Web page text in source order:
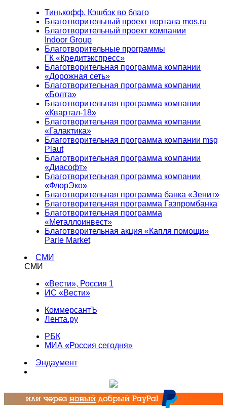
Тинькофф. Кэшбэк во благо
Благотворительный проект портала mos.ru
Благотворительный проект компании
Indoor Group
Благотворительные программы
ГК «Кредитэкспресс»
Благотворительная программа компании
«Дорожная сеть»
Благотворительная программа компании
«Болта»
Благотворительная программа компании
«Квартал-18»
Благотворительная программа компании
«Галактика»
Благотворительная программа компании msg
Plaut
Благотворительная программа компании
«Диасофт»
Благотворительная программа компании
«ФлорЭко»
Благотворительная программа банка «Зенит»
Благотворительная программа Газпромбанка
Благотворительная программа
«Металлоинвест»
Благотворительная акция «Капля помощи»
Parle Market
СМИ
СМИ
«Вести», Россия 1
ИС «Вести»
КоммерсантЪ
Лента.ру
РБК
МИА «Россия сегодня»
Эндаумент